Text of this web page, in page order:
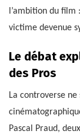
l’ambition du
victime devenue
Le débat
des Pros
La controverse ne
Pascal Praud,